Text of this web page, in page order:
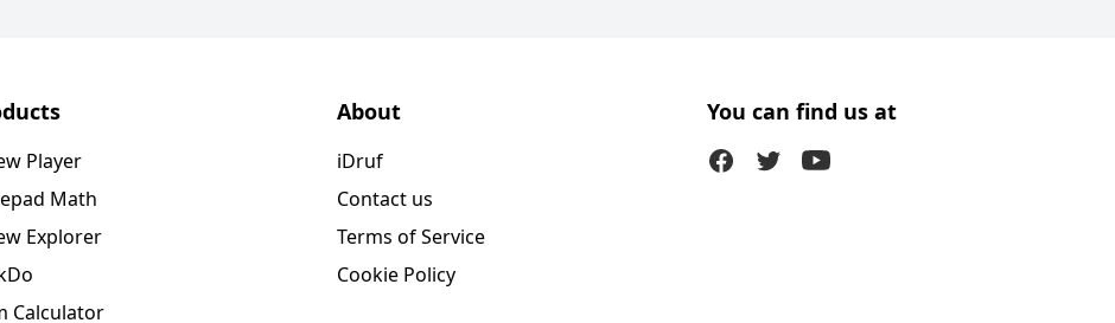
Player
Math
Explorer
Calculator
About
iDruf
Contact us
Terms of Service
Cookie Policy
You can find us at
FacebookTwitter (X)Youtube